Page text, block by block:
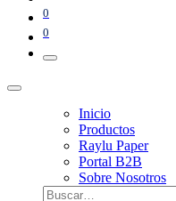
0
0
Inicio
Productos
Raylu Paper
Portal B2B
Sobre Nosotros